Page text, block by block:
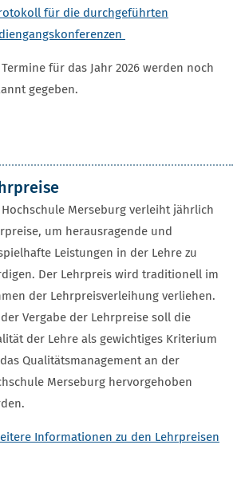
für die durchgeführten
Termine für das Jahr 2026 werden noch
gegeben.
Hochschule Merseburg verleiht jährlich
um herausragende und
Leistungen in der Lehre zu
Der Lehrpreis wird traditionell im
der Lehrpreisverleihung verliehen.
Vergabe der Lehrpreise soll die
der Lehre als gewichtiges Kriterium
Qualitätsmanagement an der
Merseburg hervorgehoben
Informationen zu den Lehrpreisen